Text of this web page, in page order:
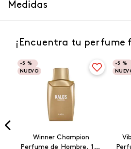
Medidas
¡Encuentra tu perfume
-5 %
NUEVO
Winner Champion
Perfume de Hombre, 100
-5 %